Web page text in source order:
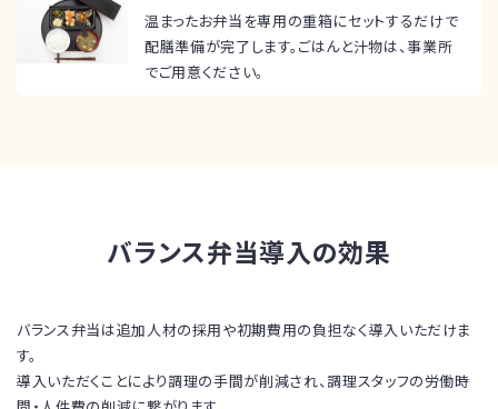
温まったお弁当を専用の重箱にセットするだけで
配膳準備が完了します。ごはんと汁物は、事業所
でご用意ください。
バランス弁当導入の効果
バランス弁当は追加人材の採用や初期費用の負担なく導入いただけま
す。
導入いただくことにより調理の手間が削減され、調理スタッフの労働時